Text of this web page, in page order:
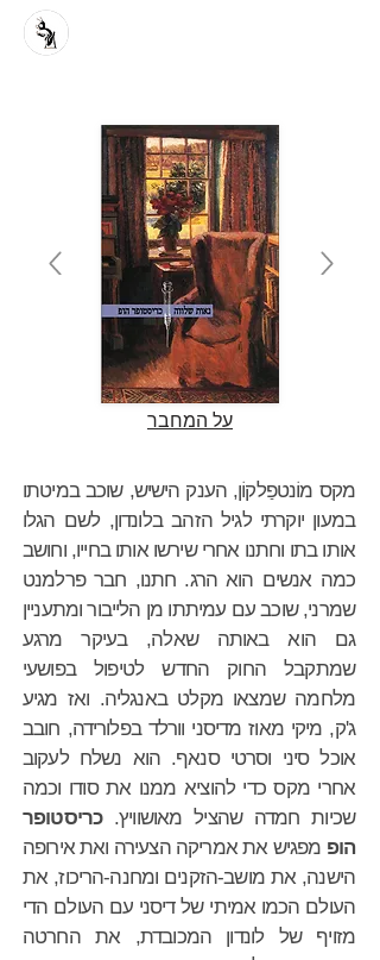
על המחבר
מקס מוֹנטפַלקוֹן, הענק הישיש, שוכב במיטתו
במעון יוקרתי לגיל הזהב בלונדון, לשם הגלו
אותו בתו וחתנו אחרי שירשו אותו בחייו, וחושב
כמה אנשים הוא הרג. חתנו, חבר פרלמנט
שמרני, שוכב עם עמיתתו מן הלייבור ומתעניין
גם הוא באותה שאלה, בעיקר מרגע
שמתקבל החוק החדש לטיפול בפושעי
מלחמה שמצאו מקלט באנגליה. ואז מגיע
ג'ק, מיקי מאוז מדיסני וורלד בפלורידה, חובב
אוכל סיני וסרטי סנאף. הוא נשלח לעקוב
אחרי מקס כדי להוציא ממנו את סודו וכמה
שכיות חמדה שהציל מאושוויץ.כריסטופר
הופ מפגיש את אמריקה הצעירה ואת אירופה
הישנה, את מושב-הזקנים ומחנה-הריכוז, את
העולם הכמו אמיתי של דיסני עם העולם הדי
מזויף של לונדון המכובדת, את החרטה